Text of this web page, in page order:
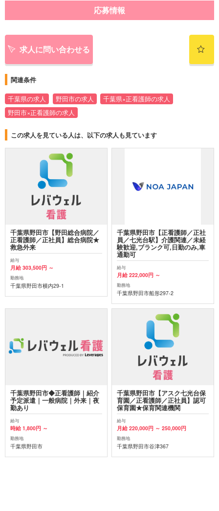
応募情報
求人に問い合わせる
関連条件
千葉県の求人 野田市の求人
千葉県×正看護師の求人
野田市×正看護師の求人
この求人を見ている人は、以下の求人も見ています
千葉県野田市【野田総合病院／
正看護師／正社員】総合病院★
救急外来
給与
月給 303,500円 ～
勤務地
千葉県野田市横内29-1
千葉県野田市【正看護師／正社
員／七光台駅】介護関連／未経
験歓迎,ブランク可,日勤のみ,車
通勤可
給与
月給 222,000円 ～
勤務地
千葉県野田市船形297-2
千葉県野田市◆正看護師｜紹介
予定派遣｜一般病院｜外来｜夜
勤あり
給与
時給 1,800円 ～
勤務地
千葉県野田市
千葉県野田市【アスク七光台保
育園／正看護師／正社員】認可
保育園★保育関連機関
給与
月給 220,000円 ～ 250,000円
勤務地
千葉県野田市谷津367